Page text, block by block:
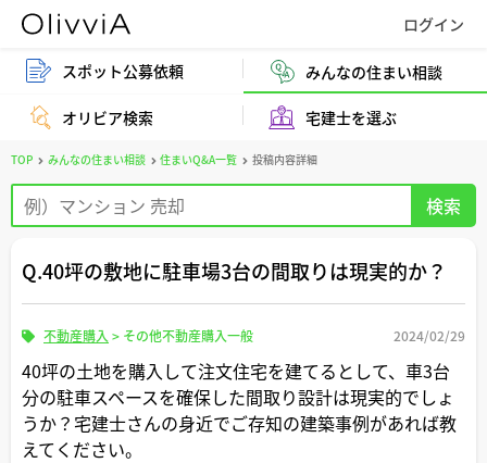
スポット公募依頼 みんなの住まい相談
オリビア検索 宅建士を選ぶ
TOP みんなの住まい相談 住まいQ&A一覧 投稿内容詳細
Q.40坪の敷地に駐車場3台の間取りは現実的か？
不動産購入 > その他不動産購入一般 2024/02/29
40坪の土地を購入して注文住宅を建てるとして、車3台
分の駐車スペースを確保した間取り設計は現実的でしょ
うか？宅建士さんの身近でご存知の建築事例があれば教
えてください。